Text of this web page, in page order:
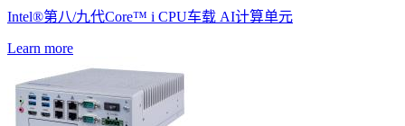
Intel®第八/九代Core™ i CPU车载 AI计算单元
Learn more